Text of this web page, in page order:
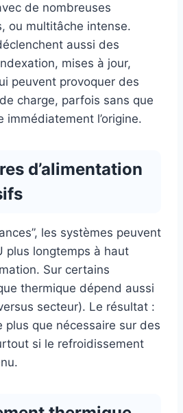
de nombreuses
ou multitâche intense.
aussi des
mises à jour,
peuvent provoquer des
charge, parfois sans que
immédiatement l’origine.
d’alimentation
les systèmes peuvent
plus longtemps à haut
Sur certains
thermique dépend aussi
secteur). Le résultat :
plus que nécessaire sur des
si le refroidissement